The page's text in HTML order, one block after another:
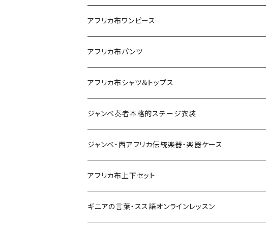
Sac shopping carré
petit carré
Pochette
Sacoche
アフリカ布iPadケース
アフリカ布ワンピース
アフリカ布パンツ
レディースパンツ
Pantalon Gaucho
Pantalon bermuda
男女兼用パンツ
アフリカ布シャツ＆トップス
男女兼用シャツ
レディーストップス
ジャンベ奏者本格的ステージ衣装
ジャンベ・西アフリカ伝統楽器・楽器ケース
ジャンベ
ジャンベケース
アフリカ布上下セット
男女兼用シャツ＆パンツセット
ギニアの言葉・スス語オンラインレッスン